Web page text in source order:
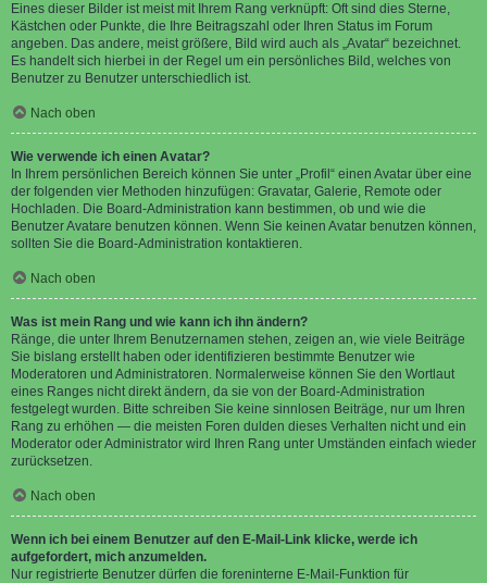
Eines dieser Bilder ist meist mit Ihrem Rang verknüpft: Oft sind dies Sterne,
Kästchen oder Punkte, die Ihre Beitragszahl oder Ihren Status im Forum
angeben. Das andere, meist größere, Bild wird auch als „Avatar“ bezeichnet.
Es handelt sich hierbei in der Regel um ein persönliches Bild, welches von
Benutzer zu Benutzer unterschiedlich ist.
Nach oben
Wie verwende ich einen Avatar?
In Ihrem persönlichen Bereich können Sie unter „Profil“ einen Avatar über eine
der folgenden vier Methoden hinzufügen: Gravatar, Galerie, Remote oder
Hochladen. Die Board-Administration kann bestimmen, ob und wie die
Benutzer Avatare benutzen können. Wenn Sie keinen Avatar benutzen können,
sollten Sie die Board-Administration kontaktieren.
Nach oben
Was ist mein Rang und wie kann ich ihn ändern?
Ränge, die unter Ihrem Benutzernamen stehen, zeigen an, wie viele Beiträge
Sie bislang erstellt haben oder identifizieren bestimmte Benutzer wie
Moderatoren und Administratoren. Normalerweise können Sie den Wortlaut
eines Ranges nicht direkt ändern, da sie von der Board-Administration
festgelegt wurden. Bitte schreiben Sie keine sinnlosen Beiträge, nur um Ihren
Rang zu erhöhen — die meisten Foren dulden dieses Verhalten nicht und ein
Moderator oder Administrator wird Ihren Rang unter Umständen einfach wieder
zurücksetzen.
Nach oben
Wenn ich bei einem Benutzer auf den E-Mail-Link klicke, werde ich
aufgefordert, mich anzumelden.
Nur registrierte Benutzer dürfen die foreninterne E-Mail-Funktion für